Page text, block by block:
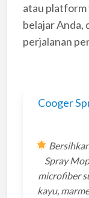
atau platform
belajar Anda,
perjalanan
Cooger
Spray
microfiber
kayu,